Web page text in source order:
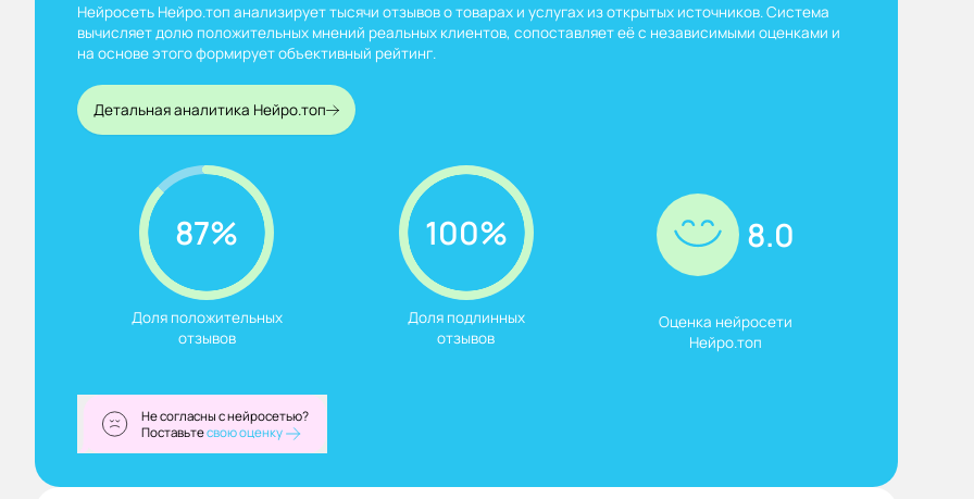
Нейросеть Нейро.топ анализирует тысячи отзывов о товарах и услугах из открытых источников. Система
вычисляет долю положительных мнений реальных клиентов, сопоставляет её с независимыми оценками и
на основе этого формирует объективный рейтинг.
Детальная аналитика Нейро.топ
87%
Доля положительных
отзывов
100%
Доля подлинных
отзывов
8.0
Оценка нейросети
Нейро.топ
Не согласны с нейросетью?
Поставьтесвою оценку